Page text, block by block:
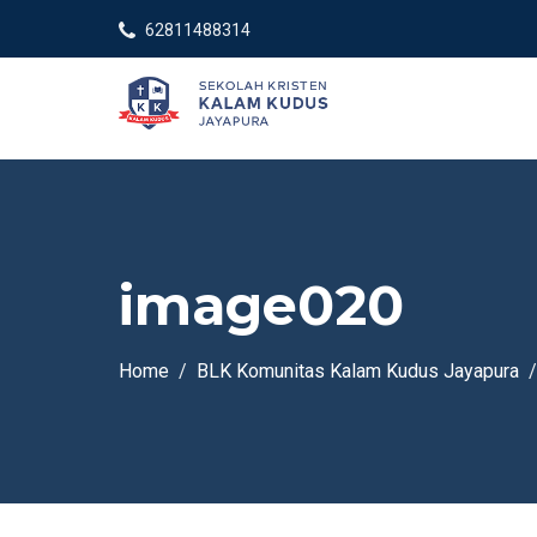
62811488314
image020
Home BLK Komunitas Kalam Kudus Jayapura